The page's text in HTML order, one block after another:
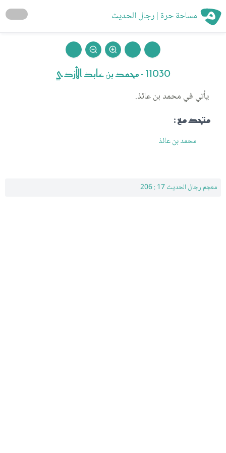
مساحة حرة | رجال الحديث
11030 - محمد بن عابد الأزدي
يأتي في محمد بن عائذ.
متحد مع :
محمد بن عائذ
معجم رجال الحديث 17 : 206